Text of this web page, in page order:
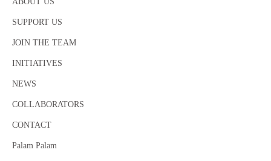
Urban Reimagine Design Competition 2020
Thai Version
SUPPORT US
JOIN THE TEAM
INITIATIVES
NEWS
COLLABORATORS
CONTACT
Palam Palam